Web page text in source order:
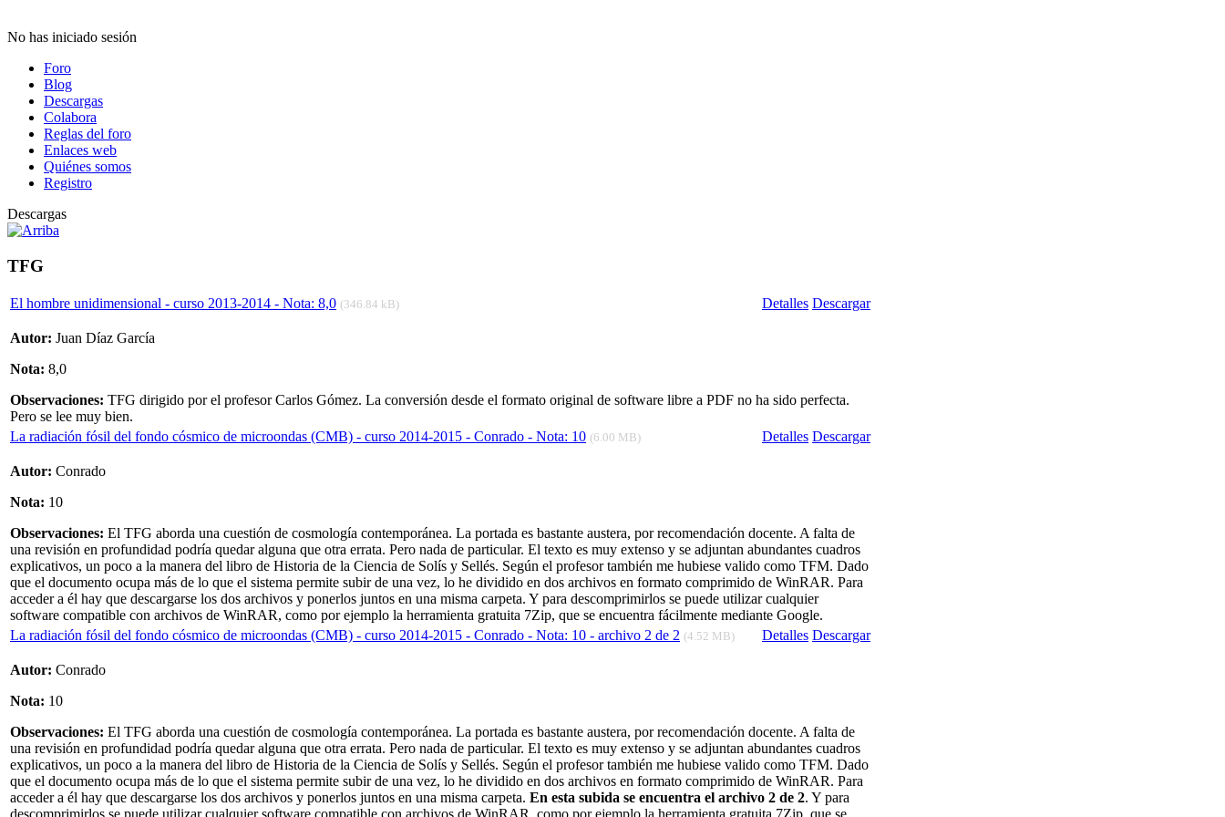
No has iniciado sesión
Foro
Blog
Descargas
Colabora
Reglas del foro
Enlaces web
Quiénes somos
Registro
Descargas
TFG
El hombre unidimensional - curso 2013-2014 - Nota: 8,0 (346.84 kB) Detalles Descargar
Autor: Juan Díaz García
Nota: 8,0
Observaciones: TFG dirigido por el profesor Carlos Gómez. La conversión desde el formato original de software libre a PDF no ha sido perfecta.
Pero se lee muy bien.
La radiación fósil del fondo cósmico de microondas (CMB) - curso 2014-2015 - Conrado - Nota: 10 (6.00 MB) Detalles Descargar
Autor: Conrado
Nota: 10
Observaciones: El TFG aborda una cuestión de cosmología contemporánea. La portada es bastante austera, por recomendación docente. A falta de
una revisión en profundidad podría quedar alguna que otra errata. Pero nada de particular. El texto es muy extenso y se adjuntan abundantes cuadros
explicativos, un poco a la manera del libro de Historia de la Ciencia de Solís y Sellés. Según el profesor también me hubiese valido como TFM. Dado
que el documento ocupa más de lo que el sistema permite subir de una vez, lo he dividido en dos archivos en formato comprimido de WinRAR. Para
acceder a él hay que descargarse los dos archivos y ponerlos juntos en una misma carpeta. Y para descomprimirlos se puede utilizar cualquier
software compatible con archivos de WinRAR, como por ejemplo la herramienta gratuita 7Zip, que se encuentra fácilmente mediante Google.
La radiación fósil del fondo cósmico de microondas (CMB) - curso 2014-2015 - Conrado - Nota: 10 - archivo 2 de 2 (4.52 MB) Detalles Descargar
Autor: Conrado
Nota: 10
Observaciones: El TFG aborda una cuestión de cosmología contemporánea. La portada es bastante austera, por recomendación docente. A falta de
una revisión en profundidad podría quedar alguna que otra errata. Pero nada de particular. El texto es muy extenso y se adjuntan abundantes cuadros
explicativos, un poco a la manera del libro de Historia de la Ciencia de Solís y Sellés. Según el profesor también me hubiese valido como TFM. Dado
que el documento ocupa más de lo que el sistema permite subir de una vez, lo he dividido en dos archivos en formato comprimido de WinRAR. Para
acceder a él hay que descargarse los dos archivos y ponerlos juntos en una misma carpeta. En esta subida se encuentra el archivo 2 de 2. Y para